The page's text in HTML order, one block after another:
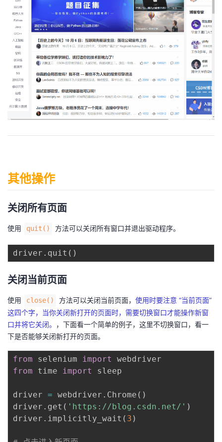
其他操作
关闭所有页面
使用 quit() 方法可以关闭所有窗口并退出驱动程序。
driver . quit ( )
关闭当前页面
使用 close() 方法可以关闭当前页面， 使用时要注意 “当前页面”
这四个字，当你关闭新打开的页面时，需要切换窗口才能操作新窗
口并将它关闭。
，下面看一个简单的例子，这里不切换窗口，看一
下是否能够关闭新打开的页面。
from selenium import
from time import sleep
driver = webdriver . Chrome ( )
driver . get ( 'https://blog.csdn.net/' )
driver . implicitly_wait ( 3 )